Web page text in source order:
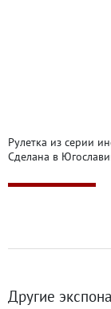
Рулетка из серии
Сделана в
Другие